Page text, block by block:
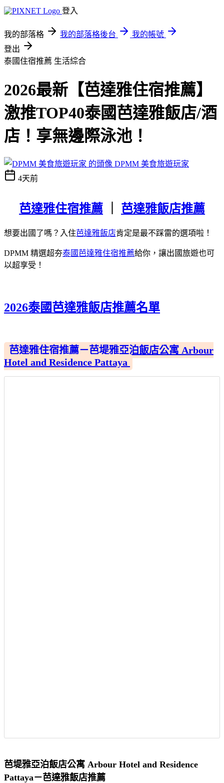
登入
我的部落格 我的部落格後台
我的帳號
登出
泰國住宿推薦 生活綜合
2026最新【芭達雅住宿推薦】
激推TOP40泰國芭達雅飯店/酒
店！享無邊際泳池！
DPMM 美食旅遊玩家
4天前
芭達雅住宿推薦 芭達雅飯店推薦
想要出國了嗎？入住芭達雅飯店肯定是最不踩雷的選項啦！
DPMM 精選超夯泰國芭達雅住宿推薦給你，讓出國旅遊也可
以超享受！
2026泰國芭達雅飯店推薦名單
芭達雅住宿推薦－芭堤雅亞泊飯店公寓 Arbour
Hotel and Residence Pattaya
芭堤雅亞泊飯店公寓 Arbour Hotel and Residence
Pattaya－芭達雅飯店推薦